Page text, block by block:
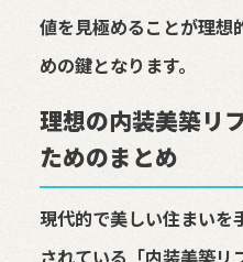
値を見極めることが理想
めの鍵となります。
理想の内装美築リ
ためのまとめ
現代的で美しい住まいを